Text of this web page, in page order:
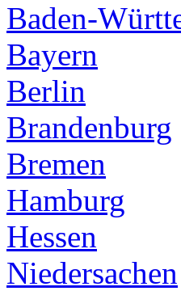
Baden-
Bayern
Berlin
Brandenburg
Bremen
Hamburg
Hessen
Niedersachen